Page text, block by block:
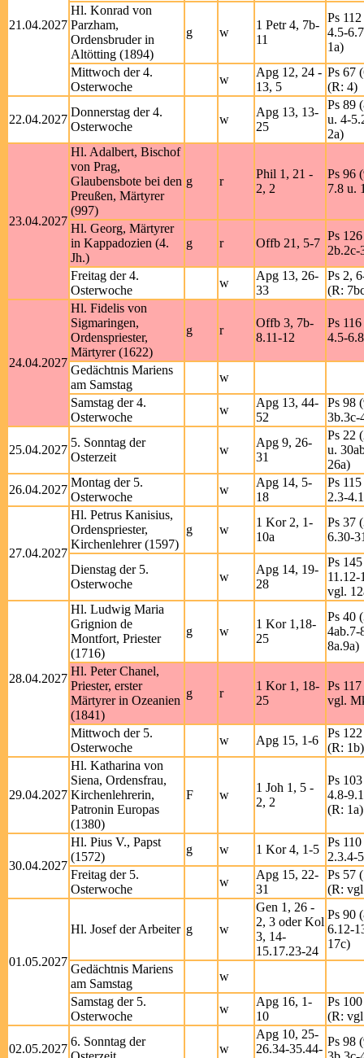
21.04.2027
Hl. Konrad von
Parzham,
Ordensbruder in
Altötting (1894)
g w
1 Petr 4, 7b-
11
Ps
4.5-
1a)
Mittwoch der 4.
Osterwoche
w
Apg 12, 24 -
13, 5
Ps 67
(R: 4)
22.04.2027
Donnerstag der 4.
Osterwoche
w
Apg 13, 13-
25
Ps 89
u. 4-
2a)
23.04.2027
Hl. Adalbert, Bischof
von Prag,
Glaubensbote bei den
Preußen, Märtyrer
(997)
g r
Phil 1, 21 -
2, 2
Ps 96
7.8 u.
Hl. Georg, Märtyrer
in Kappadozien (4.
Jh.)
g r Offb 21, 5-7
Ps
2b.2c-
Freitag der 4.
Osterwoche
w
Apg 13, 26-
33
Ps 2,
(R:
24.04.2027
Hl. Fidelis von
Sigmaringen,
Ordenspriester,
Märtyrer (1622)
g r
Offb 3, 7b-
8.11-12
Ps
4.5-
Gedächtnis Mariens
am Samstag
w
Samstag der 4.
Osterwoche
w
Apg 13, 44-
52
Ps 98
3b.3c-
25.04.2027
5. Sonntag der
Osterzeit
w
Apg 9, 26-
31
Ps 22
u.
26a)
26.04.2027
Montag der 5.
Osterwoche
w
Apg 14, 5-
18
Ps
2.3-
27.04.2027
Hl. Petrus Kanisius,
Ordenspriester,
Kirchenlehrer (1597)
g w
1 Kor 2, 1-
10a
Ps 37
6.30-
Dienstag der 5.
Osterwoche
w
Apg 14, 19-
28
Ps
11.12-
vgl.
28.04.2027
Hl. Ludwig Maria
Grignion de
Montfort, Priester
(1716)
g w
1 Kor 1,18-
25
Ps 40
4ab.7-
8a.9a)
Hl. Peter Chanel,
Priester, erster
Märtyrer in Ozeanien
(1841)
g r
1 Kor 1, 18-
25
Ps
vgl.
Mittwoch der 5.
Osterwoche
w Apg 15, 1-6
Ps
(R: 1b)
29.04.2027
Hl. Katharina von
Siena, Ordensfrau,
Kirchenlehrerin,
Patronin Europas
(1380)
F w
1 Joh 1, 5 -
2, 2
Ps
4.8-
(R: 1a)
30.04.2027
Hl. Pius V., Papst
(1572)
g w 1 Kor 4, 1-5
Ps
2.3.4-
Freitag der 5.
Osterwoche
w
Apg 15, 22-
31
Ps 57
(R:
01.05.2027
Hl. Josef der Arbeiter g w
Gen 1, 26 -
2, 3 oder Kol
3, 14-
15.17.23-24
Ps 90
6.12-
17c)
Gedächtnis Mariens
am Samstag
w
Samstag der 5.
Osterwoche
w
Apg 16, 1-
10
Ps
(R:
02.05.2027
6. Sonntag der
w
Apg 10, 25-
26.34-35.44-
Ps 98